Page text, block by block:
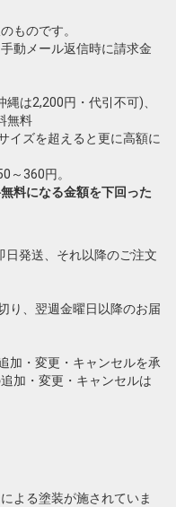
ものです。
動メール返信時に請求金
は2,200円・代引不可)、
無料
イズを超えると更に高額に
～360円。
料になる金額を下回った
日発送、それ以降のご注文
り、翌週金曜日以降のお届
加・変更・キャンセルを承
加・変更・キャンセルは
よる塗装が施されていま